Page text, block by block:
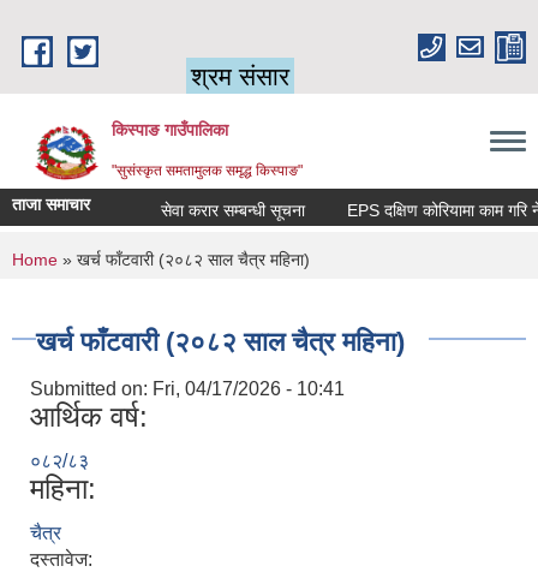
श्रम संसार
किस्पाङ गाउँपालिका
"सुसंस्कृत समतामुलक समृद्ध किस्पाङ"
ताजा समाचार सेवा करार सम्बन्धी सूचना
You are here
Home » खर्च फाँटवारी (२०८२ साल चैत्र महिना)
खर्च फाँटवारी (२०८२ साल चैत्र महिना)
Submitted on: Fri, 04/17/2026 - 10:41
आर्थिक वर्ष:
०८२/८३
महिना:
चैत्र
दस्तावेज: